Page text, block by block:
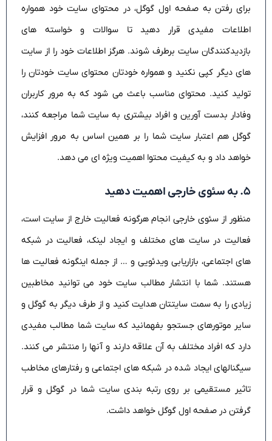
برای رفتن به صفحه اول گوگل، در محتوای سایت خود همواره
اطلاعات مفیدی قرار دهید تا سوالات و خواسته های
بازدیدکنندگان سایت برطرف شوند. هرگز اطلاعات خود را از سایت
های دیگر کپی نکنید و همواره خودتان محتوای سایت خودتان را
تولید کنید. محتوای مناسب باعث می شود که به مرور کاربران
وفادار بدست آورین و افراد بیشتری به سایت شما مراجعه کنند،
گوگل هم اعتبار سایت شما را بر همین اساس به مرور افزایش
خواهد داد و به کیفیت محتوا اهمیت ویژه ای می دهد.
۵. به سئوی خارجی اهمیت دهید
منظور از سئوی خارجی انجام هرگونه فعالیت خارج از سایت است،
فعالیت در سایت های مختلف و ایجاد لینک، فعالیت در شبکه
های اجتماعی، بازاریابی ویدئویی و … از جمله اینگونه فعالیت ها
هستند. شما با انتشار مطالب سایت خود می توانید مخاطبین
زیادی را به سمت سایتتان هدایت کنید و از طرف دیگر به گوگل و
سایر موتورهای جستجو بفهمانید که سایت شما مطالب مفیدی
دارد که افراد مختلف به آن علاقه دارند و آنها را منتشر می کنند.
سیگنالهای ایجاد شده در شبکه های اجتماعی و رفتارهای مخاطب
تاثیر مستقیمی بر روی رتبه بندی سایت شما در گوگل و قرار
گرفتن در صفحه اول گوگل خواهد داشت.